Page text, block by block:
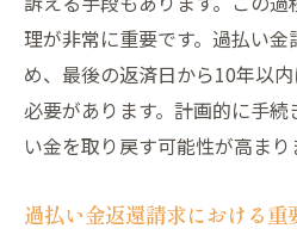
理が非常に重要です。過払い
め、最後の返済日から10年以
必要があります。計画的に手
い金を取り戻す可能性が高まり
過払い金返還請求における重